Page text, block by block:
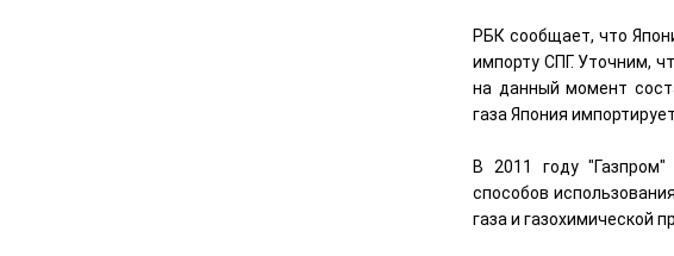
РБК сообщает, что
импорту СПГ. Уточним,
на данный момент
газа Япония
В 2011 году "Газпром"
способов
газа и газохимической